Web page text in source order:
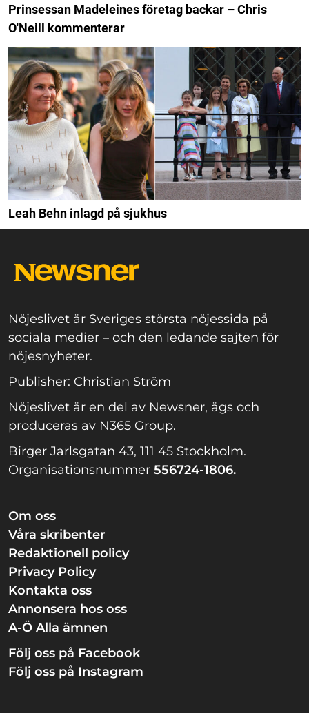
Prinsessan Madeleines företag backar – Chris
O'Neill kommenterar
Leah Behn inlagd på sjukhus
Nöjeslivet är Sveriges största nöjessida på
sociala medier – och den ledande sajten för
nöjesnyheter.
Publisher: Christian Ström
Nöjeslivet är en del av Newsner, ägs och
produceras av N365 Group.
Birger Jarlsgatan 43, 111 45 Stockholm.
Organisationsnummer 556724-1806.
Om oss
Våra skribenter
Redaktionell policy
Privacy Policy
Kontakta oss
Annonsera hos oss
A-Ö Alla ämnen
Följ oss på Facebook
Följ oss på Instagram